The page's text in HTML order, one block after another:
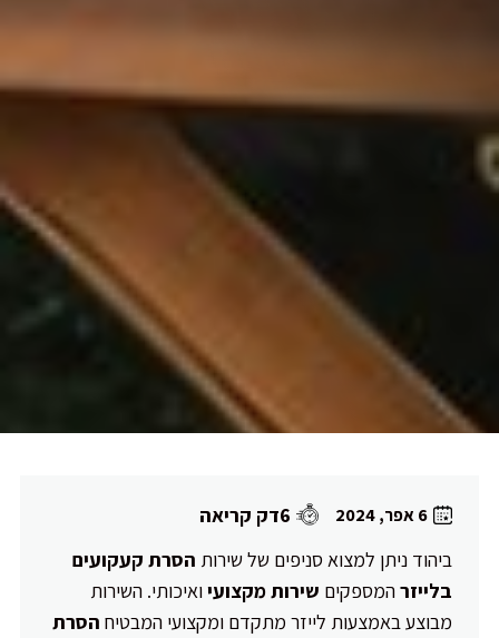
6 אפר, 2024
6דק קריאה
ביהוד ניתן למצוא סניפים של שירות הסרת קעקועים
בלייזרהמספקים שירות מקצועיואיכותי. השירות
מבוצע באמצעות לייזר מתקדם ומקצועי המבטיח הסרת